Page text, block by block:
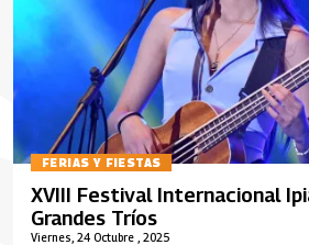
FERIAS Y FIESTAS
Viernes, 24 Octubre , 2025
XVIII Festival Internacional
Grandes Tríos